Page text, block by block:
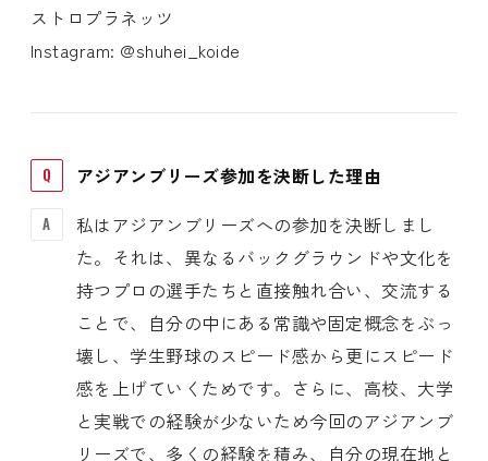
ストロプラネッツ
Instagram: @shuhei_koide
アジアンブリーズ参加を決断した理由
私はアジアンブリーズへの参加を決断しまし
た。それは、異なるバックグラウンドや文化を
持つプロの選手たちと直接触れ合い、交流する
ことで、自分の中にある常識や固定概念をぶっ
壊し、学生野球のスピード感から更にスピード
感を上げていくためです。さらに、高校、大学
と実戦での経験が少ないため今回のアジアンブ
リーズで、多くの経験を積み、自分の現在地と